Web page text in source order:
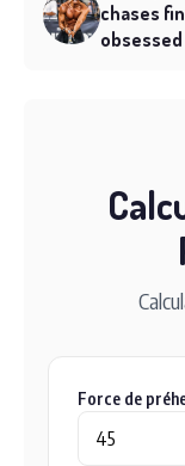
chases
Force de